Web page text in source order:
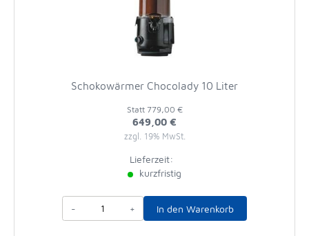
Schokowärmer Chocolady 10 Liter
Statt 779,00 €
649,00 €
zzgl. 19% MwSt.
Lieferzeit:
kurzfristig
- + In den Warenkorb